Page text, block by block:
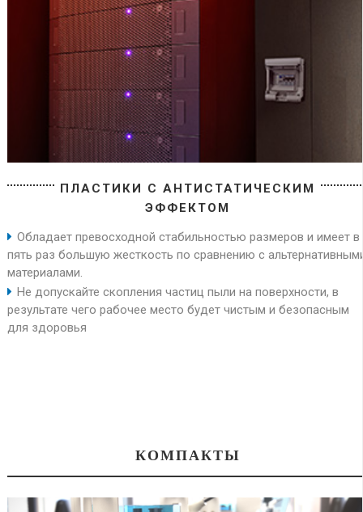
ПЛАСТИКИ С АНТИСТАТИЧЕСКИМ
ЭФФЕКТОМ
Обладает превосходной стабильностью размеров и имеет в
пять раз большую жесткость по сравнению с
материалами.
Не допускайте скопления частиц пыли на поверхности, в
результате чего рабочее место будет чистым и безопасным
для здоровья
КОМПАКТЫ